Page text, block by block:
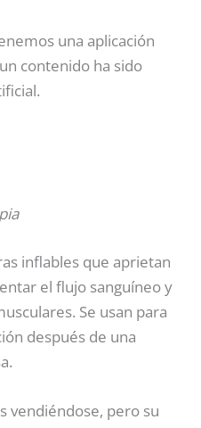
una aplicación
contenido ha sido
inflables que aprietan
el flujo sanguíneo y
Se usan para
después de una
vendiéndose, pero su